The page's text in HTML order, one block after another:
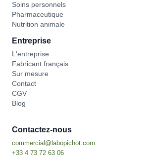
Soins personnels
Pharmaceutique
Nutrition animale
Entreprise
L'entreprise
Fabricant français
Sur mesure
Contact
CGV
Blog
Contactez-nous